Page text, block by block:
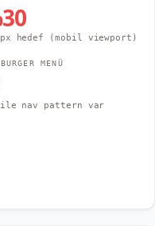
30
hedef (mobil viewport)
MENÜ
nav pattern var